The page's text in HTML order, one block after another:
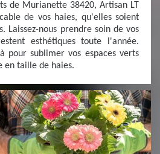
de Murianette 38420, Artisan LT
de vos haies, qu'elles soient
Laissez-nous prendre soin de vos
esthétiques toute l'année.
pour sublimer vos espaces verts
en taille de haies.